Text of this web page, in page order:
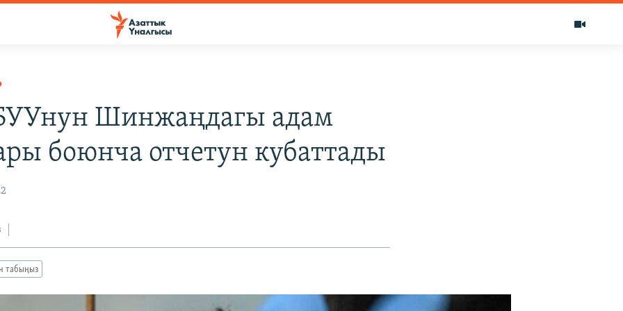
Шинжаңдагы адам
боюнча отчетун кубаттады
табыңыз